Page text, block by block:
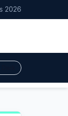
UMTS Resmi
2026
LIPUTAN